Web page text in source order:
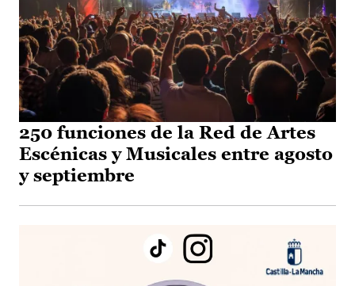
250 funciones de la Red de Artes
Escénicas y Musicales entre agosto
y septiembre